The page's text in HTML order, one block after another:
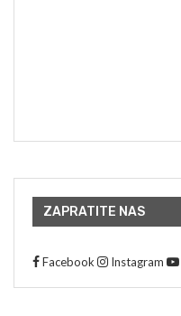
ZAPRATITE NAS
Facebook Instagram